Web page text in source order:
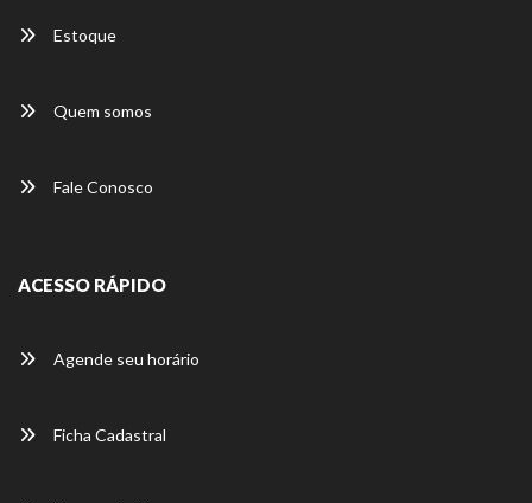
Estoque
Quem somos
Fale Conosco
ACESSO RÁPIDO
Agende seu horário
Ficha Cadastral